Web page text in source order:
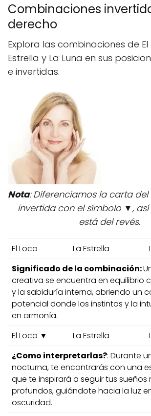
Combinaciones
derecho
Explora las combinaciones de El
Estrella y La Luna en sus
e invertidas.
Nota: Diferenciamos la carta
invertida con el símbolo ▼,
está del revés.
El Loco La Estrella
Significado de la combinación:
creativa se encuentra en equilibrio
y la sabiduría interna, abriendo un
potencial donde los instintos y la
en armonía.
El Loco ▼
La Estrella
¿Como interpretarlas?: Durante
nocturna, te encontrarás con una
que te inspirará a seguir tus sueños
profundos, guiándote hacia la luz
oscuridad.